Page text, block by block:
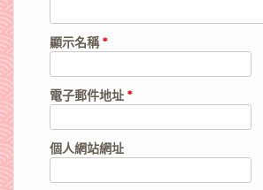
顯示名稱*
電子郵件地址 *
個人網站網址